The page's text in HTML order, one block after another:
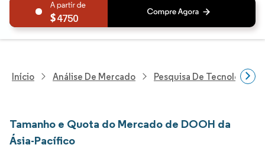
4750
Início Análise De Mercado Pesquisa De Tecnologia,
Tamanho e Quota do Mercado de DOOH da
Ásia-Pacífico